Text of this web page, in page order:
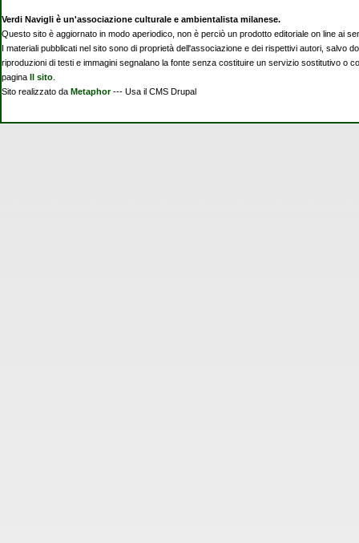
Verdi Navigli è un'associazione culturale e ambientalista milanese.
Questo sito è aggiornato in modo aperiodico, non è perciò un prodotto editoriale on line ai
I materiali pubblicati nel sito sono di proprietà dell'associazione e dei rispettivi autori,
riproduzioni di testi e immagini segnalano la fonte senza costituire un servizio sostitutivo o
pagina
Il sito.
Sito realizzato da Metaphor--- Usa il CMS Drupal